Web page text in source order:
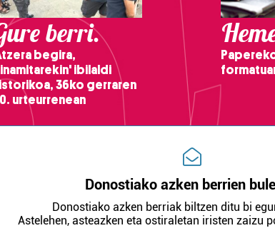
berri.
begira,
ibilaldi
36ko gerraren
urteurrenean
Donostiako azken berrien
Donostiako azken berriak biltzen ditu bi
Astelehen, asteazken eta ostiraletan iristen zaizu